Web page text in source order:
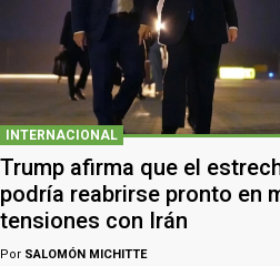
INTERNACIONAL
Trump afirma que el
podría reabrirse pronto en
tensiones con Irán
Por SALOMÓN MICHITTE